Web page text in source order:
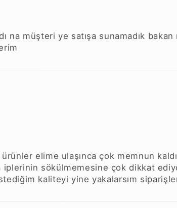
na müşteri ye satışa sunamadık
elime ulaşınca çok memnun
sökülmemesine çok dikkat
kaliteyi yine yakalarsım